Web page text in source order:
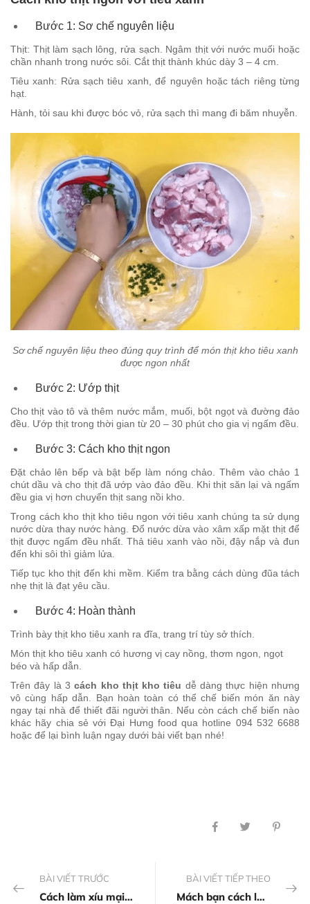
Bước 1: Sơ chế nguyên liệu
Thịt: Thịt làm sạch lông, rửa sạch. Ngâm thịt với nước muối hoặc
chần nhanh trong nước sôi. Cắt thịt thành khúc dày 3 – 4 cm.
Tiêu xanh: Rửa sạch tiêu xanh, để nguyên hoặc tách riêng từng
hạt.
Hành, tỏi sau khi được bóc vỏ, rửa sạch thì mang đi băm nhuyễn.
Sơ chế nguyên liệu theo đúng quy trình để món thịt kho tiêu xanh
được ngon nhất
Bước 2: Ướp thịt
Cho thịt vào tô và thêm nước mắm, muối, bột ngọt và đường đảo
đều. Ướp thịt trong thời gian từ 20 – 30 phút cho gia vị ngấm đều.
Bước 3: Cách kho thịt ngon
Đặt chảo lên bếp và bật bếp làm nóng chảo. Thêm vào chảo 1
chút dầu và cho thịt đã ướp vào đảo đều. Khi thịt săn lại và ngấm
đều gia vị hơn chuyển thịt sang nồi kho.
Trong cách kho thịt kho tiêu ngon với tiêu xanh chúng ta sử dụng
nước dừa thay nước hàng. Đổ nước dừa vào xâm xấp mặt thịt để
thịt được ngấm đều nhất. Thả tiêu xanh vào nồi, đậy nắp và đun
đến khi sôi thì giảm lửa.
Tiếp tục kho thịt đến khi mềm. Kiểm tra bằng cách dùng đũa tách
nhẹ thịt là đạt yêu cầu.
Bước 4: Hoàn thành
Trình bày thịt kho tiêu xanh ra đĩa, trang trí tùy sở thích.
Món thịt kho tiêu xanh có hương vị cay nồng, thơm ngon, ngọt
béo và hấp dẫn.
Trên đây là 3cách kho thịt kho tiêu dễ dàng thực hiện nhưng
vô cùng hấp dẫn. Bạn hoàn toàn có thể chế biến món ăn này
ngay tại nhà để thiết đãi người thân. Nếu còn cách chế biến nào
khác hãy chia sẻ với Đại Hưng food qua hotline 094 532 6688
hoặc để lại bình luận ngay dưới bài viết bạn nhé!
BÀI VIẾT TRƯỚC
Cách làm xíu mại tôm thịt hấp đúng vị của Trung Hoa
BÀI VIẾT TIẾP THEO
Mách bạn cách làm cá lăng nướng ngon xuất sắc tại nhà